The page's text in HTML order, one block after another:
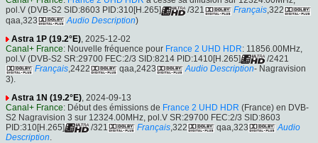
pol.V (DVB-S2 SID:8603 PID:310[H.265]
/321 Français,322
qaa,323
Audio Description)
Astra 1P (19.2°E), 2025-12-02
Canal+ France: Nouvelle fréquence pour France 2 UHD HDR: 11856.00MHz,
pol.V (DVB-S2 SR:29700 FEC:2/3 SID:8214 PID:1410[H.265]
/2421
Français,2422 qaa,2423 Audio Description- Nagravision
3).
Astra 1N (19.2°E) , 2024-09-13
Canal+ France: Début des émissions de France 2 UHD HDR (France) en DVB-
S2 Nagravision 3 sur 12324.00MHz, pol.V SR:29700 FEC:2/3 SID:8603
PID:310[H.265]
/321 Français ,322 qaa,323
Audio
Description.